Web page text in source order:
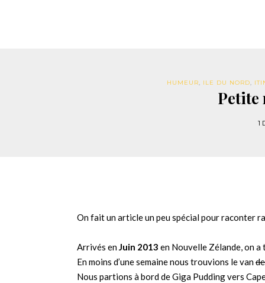
HUMEUR, ILE DU NORD,
Petite
1
On fait un article un peu spécial pour raconter
Arrivés enJuin 2013 en Nouvelle Zélande, on
En moins d’une semaine nous trouvions le van
Nous partions à bord de Giga Pudding vers